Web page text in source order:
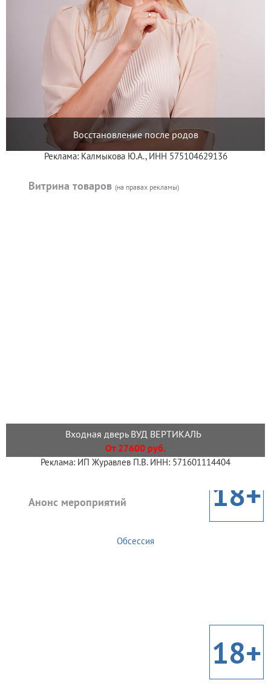
Восстановление после родов
Реклама: Калмыкова Ю.А., ИНН 575104629136
Витрина товаров (на правах рекламы)
Входная дверь ВУД ВЕРТИКАЛЬ
От 27600 руб.
Реклама: ИП Журавлев П.В. ИНН: 571601114404
Анонс мероприятий 18+
Обсессия
18+